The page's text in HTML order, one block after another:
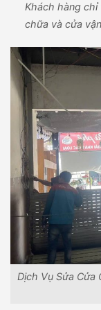
Khách hàng
chữa và cửa
Dịch Vụ Sửa Cửa